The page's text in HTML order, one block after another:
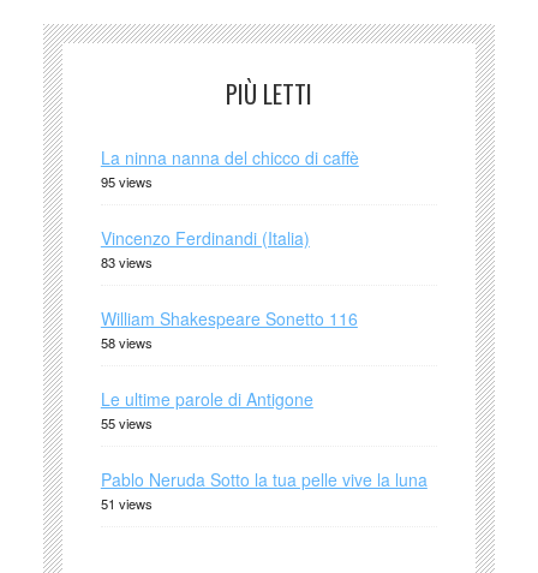
PIÙ LETTI
La ninna nanna del chicco di caffè
95 views
Vincenzo Ferdinandi (Italia)
83 views
William Shakespeare Sonetto 116
58 views
Le ultime parole di Antigone
55 views
Pablo Neruda Sotto la tua pelle vive la luna
51 views